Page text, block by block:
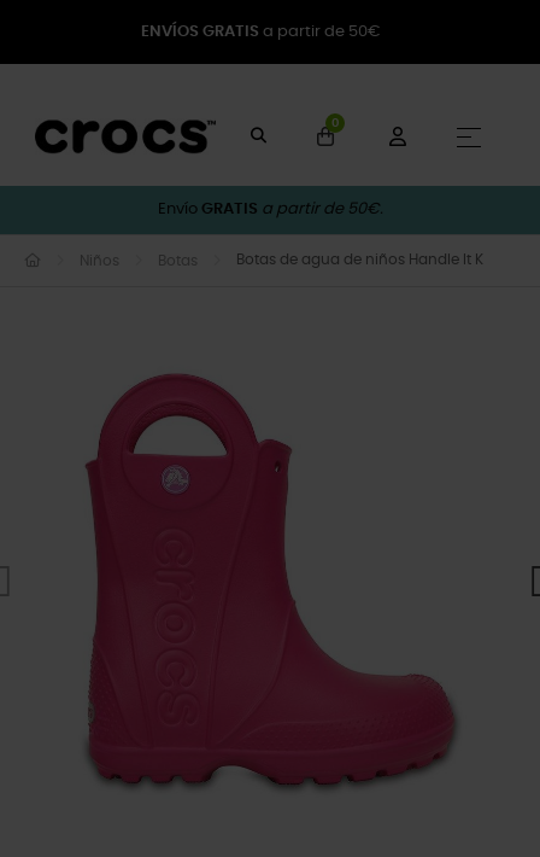
ENVÍOS GRATIS a partir de 50€
0
☰
Envío GRATIS a partir de 50€.
Niños Botas Botas de agua de niños Handle It K